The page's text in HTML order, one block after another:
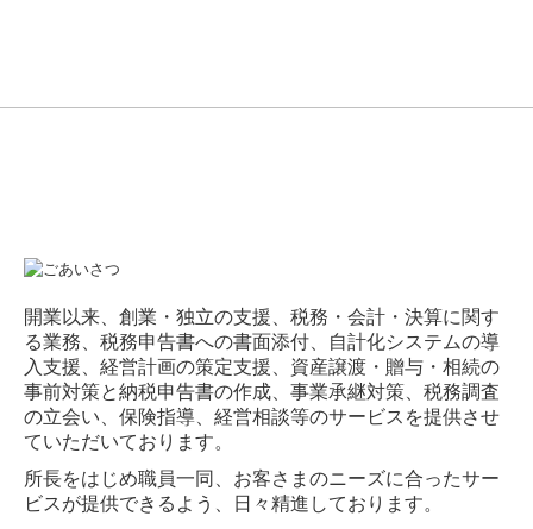
開業以来、創業・独立の支援、税務・会計・決算に関す
る業務、税務申告書への書面添付、自計化システムの導
入支援、経営計画の策定支援、資産譲渡・贈与・相続の
事前対策と納税申告書の作成、事業承継対策、税務調査
の立会い、保険指導、経営相談等のサービスを提供させ
ていただいております。
所長をはじめ職員一同、お客さまのニーズに合ったサー
ビスが提供できるよう、日々精進しております。